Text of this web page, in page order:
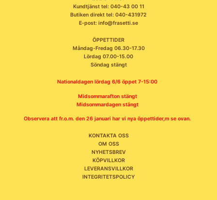
Kundtjänst tel: 040-43 00 11
Butiken direkt tel: 040-431972
E-post: info@frasetti.se
ÖPPETTIDER
Måndag-Fredag 06.30-17.30
Lördag 07.00-15.00
Söndag stängt
Nationaldagen lördag 6/6 öppet 7-15:00
Midsommarafton stängt
Midsommardagen stängt
Observera att fr.o.m. den 26 januari har vi nya öppettider,m se ovan.
KONTAKTA OSS
OM OSS
NYHETSBREV
KÖPVILLKOR
LEVERANSVILLKOR
INTEGRITETSPOLICY